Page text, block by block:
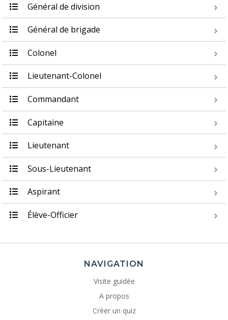
Général de division
Général de brigade
Colonel
Lieutenant-Colonel
Commandant
Capitaine
Lieutenant
Sous-Lieutenant
Aspirant
Élève-Officier
NAVIGATION
Visite guidée
A propos
Créer un quiz